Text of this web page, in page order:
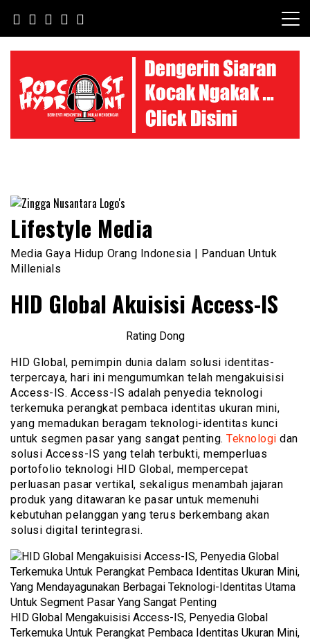
content
Lifestyle Media
Media Gaya Hidup Orang Indonesia | Panduan Untuk
Millenials
HID Global Akuisisi Access-IS
Rating Dong
HID Global, pemimpin dunia dalam solusi identitas-
terpercaya, hari ini mengumumkan telah mengakuisisi
Access-IS. Access-IS adalah penyedia teknologi
terkemuka perangkat pembaca identitas ukuran mini,
yang memadukan beragam teknologi-identitas kunci
untuk segmen pasar yang sangat penting. Teknologi dan
solusi Access-IS yang telah terbukti, memperluas
portofolio teknologi HID Global, mempercepat
perluasan pasar vertikal, sekaligus menambah jajaran
produk yang ditawaran ke pasar untuk memenuhi
kebutuhan pelanggan yang terus berkembang akan
solusi digital terintegrasi.
HID Global Mengakuisisi Access-IS, Penyedia Global
Terkemuka Untuk Perangkat Pembaca Identitas Ukuran Mini,